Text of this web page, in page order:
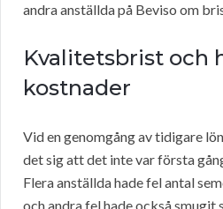
andra anställda på Beviso om
Kvalitetsbrist och
kostnader
Vid en genomgång av tidigare
det sig att det inte var första
Flera anställda hade fel antal
och andra fel hade också smugit